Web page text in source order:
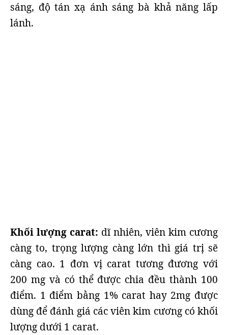
sáng, độ tán xạ ánh sáng bà khả năng lấp
lánh.
Khối lượng carat: dĩ nhiên, viên kim cương
càng to, trọng lượng càng lớn thì giá trị sẽ
càng cao. 1 đơn vị carat tương đương với
200 mg và có thể được chia đều thành 100
điểm. 1 điểm bằng 1% carat hay 2mg được
dùng để đánh giá các viên kim cương có khối
lượng dưới 1 carat.